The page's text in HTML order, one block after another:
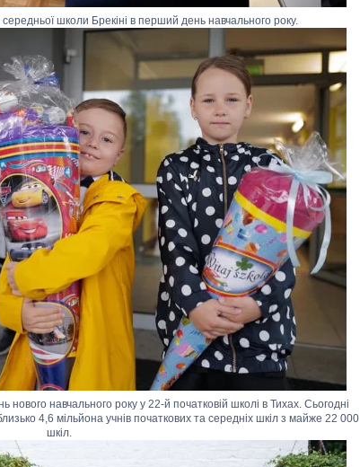
школи Брекіні в перший день навчального року.
нового навчального року у 22-й початковій школі в Тихах. Сьогодні
4,6 мільйона учнів початкових та середніх шкіл з майже 22 000
шкіл.